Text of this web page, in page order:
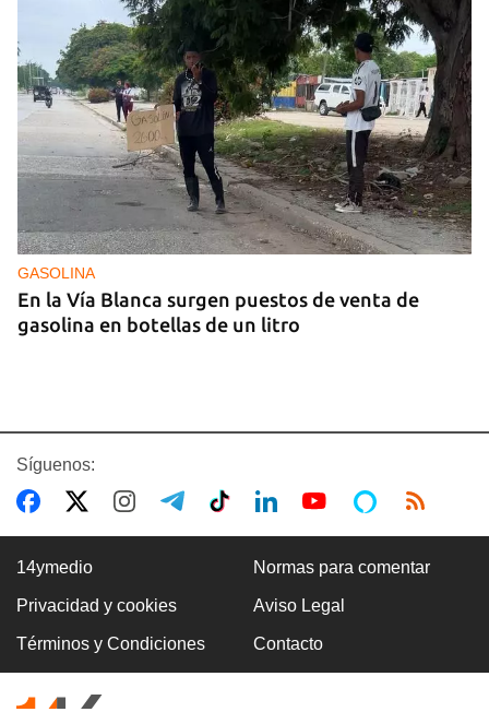
GASOLINA
En la Vía Blanca surgen puestos de venta de
gasolina en botellas de un litro
Premio Literario Lourdes Gil 2026 en Poesía
Síguenos:
14ymedio Normas para comentar
Privacidad y cookies Aviso Legal
Términos y Condiciones Contacto